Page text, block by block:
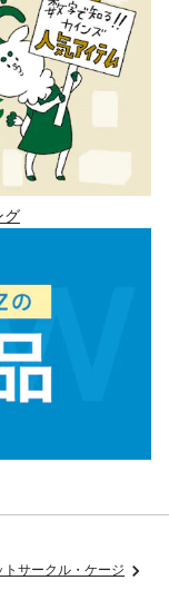
グ
トサークル・ケージ